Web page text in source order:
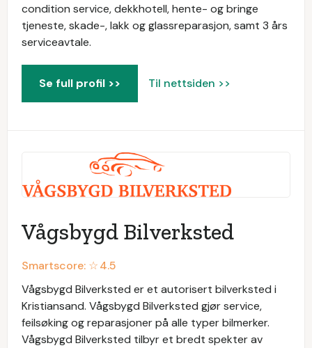
condition service, dekkhotell, hente- og bringe
tjeneste, skade-, lakk og glassreparasjon, samt 3 års
serviceavtale.
Se full profil >> Til nettsiden >>
Vågsbygd Bilverksted
Smartscore: ☆4.5
Vågsbygd Bilverksted er et autorisert bilverksted i
Kristiansand. Vågsbygd Bilverksted gjør service,
feilsøking og reparasjoner på alle typer bilmerker.
Vågsbygd Bilverksted tilbyr et bredt spekter av